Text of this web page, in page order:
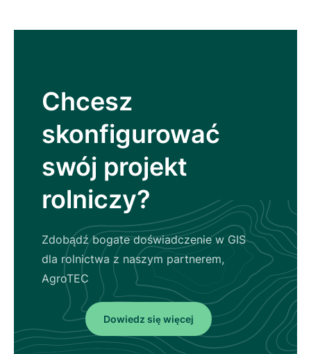
Chcesz
skonfigurować
swój projekt
rolniczy?
Zdobądź bogate doświadczenie w GIS
dla rolnictwa z naszym partnerem,
AgroTEC
Dowiedz się więcej